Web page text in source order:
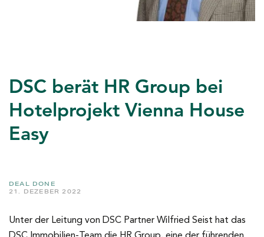
DSC berät HR Group bei
Hotelprojekt Vienna House
Easy
DEAL DONE
21. DEZEBER 2022
Unter der Leitung von DSC Partner Wilfried Seist hat das